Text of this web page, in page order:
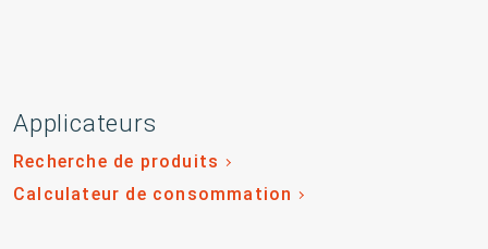
Applicateurs
Recherche de produits
Calculateur de consommation